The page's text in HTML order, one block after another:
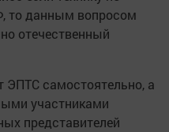
то данным вопросом
отечественный
самостоятельно, а
участниками
представителей